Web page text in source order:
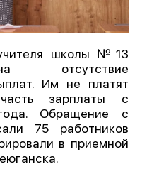
школы №13
отсутствие
Им не платят
зарплаты с
Обращение с
75 работников
в приемной